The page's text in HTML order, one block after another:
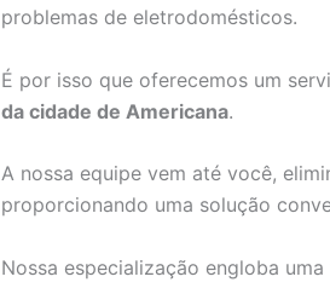
problemas de eletrodomésticos.
É por isso que oferecemos um
da cidade de Americana.
A nossa equipe vem até você,
proporcionando uma solução
Nossa especialização engloba